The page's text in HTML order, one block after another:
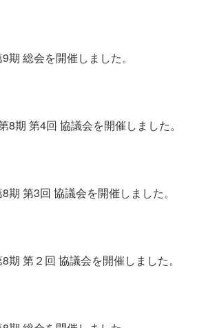
期 総会を開催しました。
8期 第4回 協議会を開催しました。
期 第3回 協議会を開催しました。
期 第２回 協議会を開催しました。